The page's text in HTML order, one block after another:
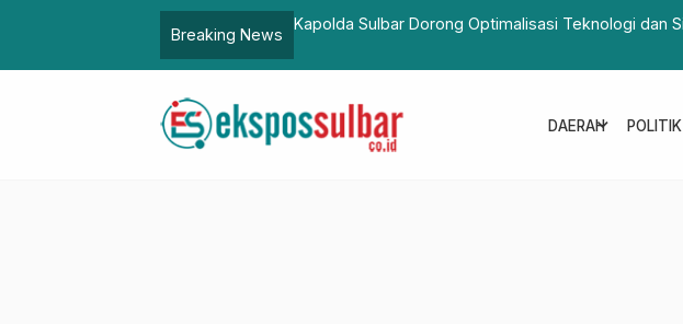
Breaking News
Sekkab Pasangkayu Briefing Pejabat Asisten Baru.
DAERAH
expand_more POLITIK